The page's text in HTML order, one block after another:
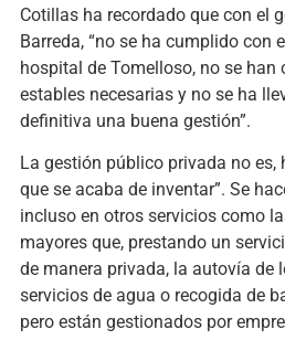
Cotillas ha recordado que con el
Barreda, “no se ha cumplido con
hospital de Tomelloso, no se
estables necesarias y no se ha
definitiva una buena gestión”.
La gestión público privada no es,
que se acaba de inventar”. Se
incluso en otros servicios como
mayores que, prestando un
de manera privada, la autovía de
servicios de agua o recogida de
pero están gestionados por